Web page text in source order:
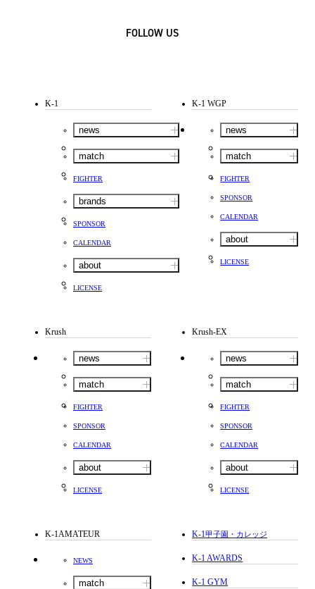
FOLLOW US
K-1
news
match
FIGHTER
brands
SPONSOR
CALENDAR
about
LICENSE
K-1 WGP
news
match
FIGHTER
SPONSOR
CALENDAR
about
LICENSE
Krush
news
match
FIGHTER
SPONSOR
CALENDAR
about
LICENSE
Krush-EX
news
match
FIGHTER
SPONSOR
CALENDAR
about
LICENSE
K-1AMATEUR
NEWS
match
K-1甲子園・カレッジ
K-1 AWARDS
K-1 GYM